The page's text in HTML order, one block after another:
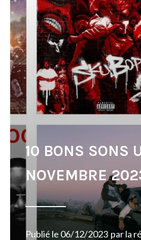
10 BONS SONS
NOVEMBRE
Publié le 06/12/2023 parla